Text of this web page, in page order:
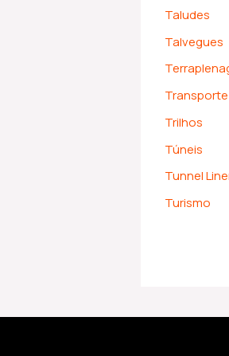
Taludes
Talvegues
Trilhos
Túneis
Tunnel
Turismo